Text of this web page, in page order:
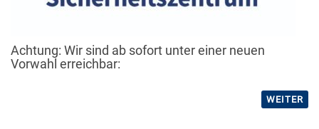
Achtung: Wir sind ab sofort unter einer neuen
Vorwahl erreichbar:
WEITER